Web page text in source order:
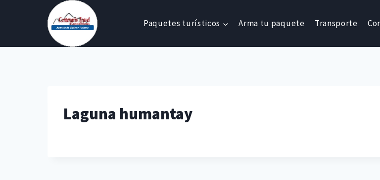
Paquetes turísticos Arma tu paquete Transporte
Laguna humantay